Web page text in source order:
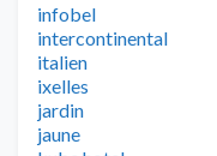
infobel
intercontinental
italien
ixelles
jardin
jaune